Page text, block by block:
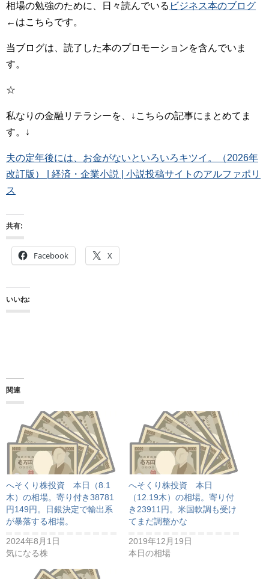
相場の勉強のために、日々読んでいる ビジネス本のブログ
←はこちらです。
当ブログは、読了した本のプロモーションを含んでいま
す。
☆
私なりの金融リテラシーを、↓こちらの記事にまとめてま
す。↓
夫の定年後には、お金がないといろいろキツイ。（2026年
改訂版） | 経済・企業小説 | 小説投稿サイトのアルファポリ
ス
共有:
Facebook X
いいね:
関連
へそくり株投資 本日（8.1
木）の相場。寄り付き38781
円149円。日銀決定で輸出系
が暴落する相場。
2024年8月1日
気になる株
へそくり株投資 本日
（12.19木）の相場。寄り付
き23911円。米国軟調も受け
てまだ調整かな
2019年12月19日
本日の相場